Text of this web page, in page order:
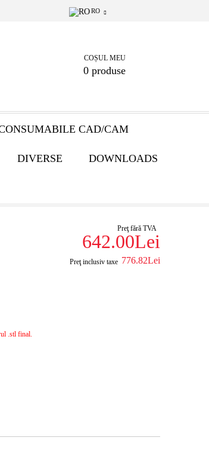
RO
COȘUL MEU
0 produse
CAD/CAM
DIVERSE DOWNLOADS
Preţ fără TVA
642.00Lei
Preţ inclusiv taxe 776.82Lei
.stl final.